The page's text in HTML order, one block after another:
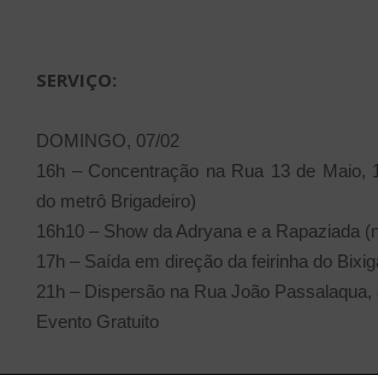
SERVIÇO:
DOMINGO, 07/02
16h – Concentração na Rua 13 de Maio,
do metrô Brigadeiro)
16h10 – Show da Adryana e a Rapaziada
17h – Saída em direção da feirinha do
21h – Dispersão na Rua João Passalaqua,
Evento Gratuito